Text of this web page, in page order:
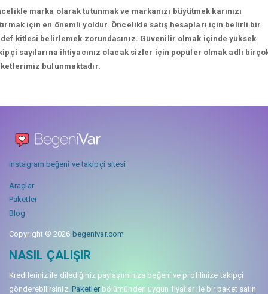
marka olarak tutunmak ve markanızı büyütmek karınızı
için en önemli yoldur. Öncelikle satış hesapları için belirli bir
kitlesi belirlemek zorundasınız. Güvenilir olmak içinde yüksek
sayılarına ihtiyacınız olacak sizler için popüler olmak adlı
bulunmaktadır.
instagram beğeni ve takipçi sitesi
Araçlar
Paketler
Blog
Copyright © 2026 begenivar.com
NASIL ÇALIŞIR
Kredileriniz ile dilediğiniz paylaşımınıza beğeni ve profilinize takipçi
gönderebilirsiniz. Paketlerbölümünden uygun fiyatlar ile bir paket satın